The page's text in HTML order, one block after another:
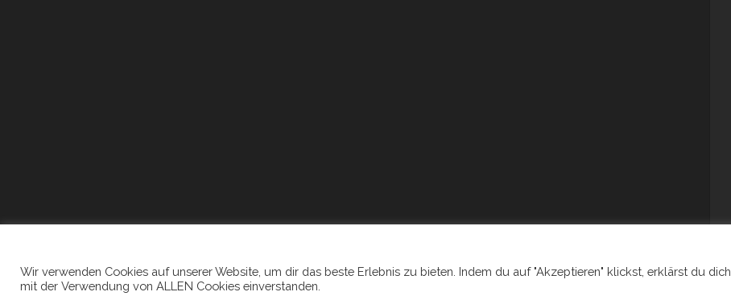
Wir verwenden Cookies auf unserer Website, um dir das beste Erlebnis zu bieten. Indem du auf "Akzeptieren" klickst, erklärst du dich
mit der Verwendung von ALLEN Cookies einverstanden.